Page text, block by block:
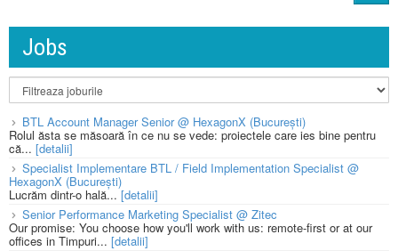
Jobs
BTL Account Manager Senior @ HexagonX (București)
Rolul ăsta se măsoară în ce nu se vede: proiectele care ies bine pentru
că... [detalii]
Specialist Implementare BTL / Field Implementation Specialist @
HexagonX (București)
Lucrăm dintr-o hală...[detalii]
Senior Performance Marketing Specialist @ Zitec
Our promise: You choose how you'll work with us: remote-first or at our
offices in Timpuri... [detalii]